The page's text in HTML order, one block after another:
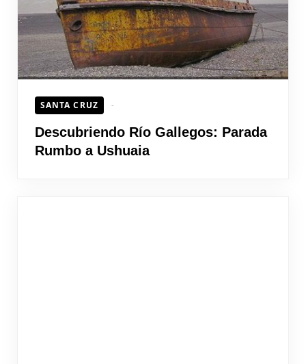
SANTA CRUZ
Descubriendo Río Gallegos: Parada
Rumbo a Ushuaia